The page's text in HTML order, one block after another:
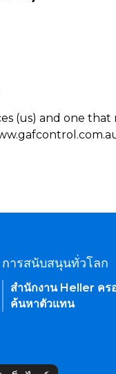
(us) and one
การสนับสนุนทั่วโลก
สำนักงาน Heller คร
ค้นหาตัวแทน